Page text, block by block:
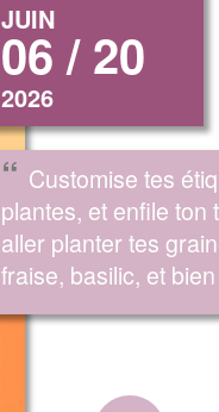
JUIN
06 / 20
2026
“ Customise tes
plantes, et enfile ton
aller planter tes
fraise, basilic, et